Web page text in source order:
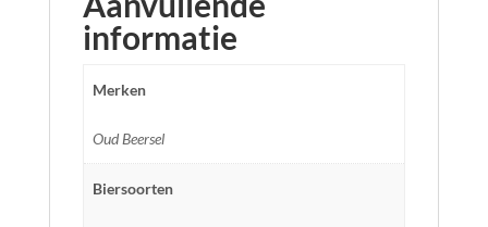
informatie
Merken
Oud Beersel
Biersoorten